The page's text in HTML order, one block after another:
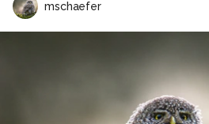
mschaefer